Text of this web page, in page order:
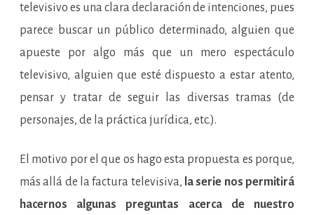
televisivo es una clara declaración de intenciones, pues
parece buscar un público determinado, alguien que
apueste por algo más que un mero espectáculo
televisivo, alguien que esté dispuesto a estar atento,
pensar y tratar de seguir las diversas tramas (de
personajes, de la práctica jurídica, etc.).
El motivo por el que os hago esta propuesta es porque,
más allá de la factura televisiva, la serie nos permitirá
hacernos algunas preguntas acerca de nuestro